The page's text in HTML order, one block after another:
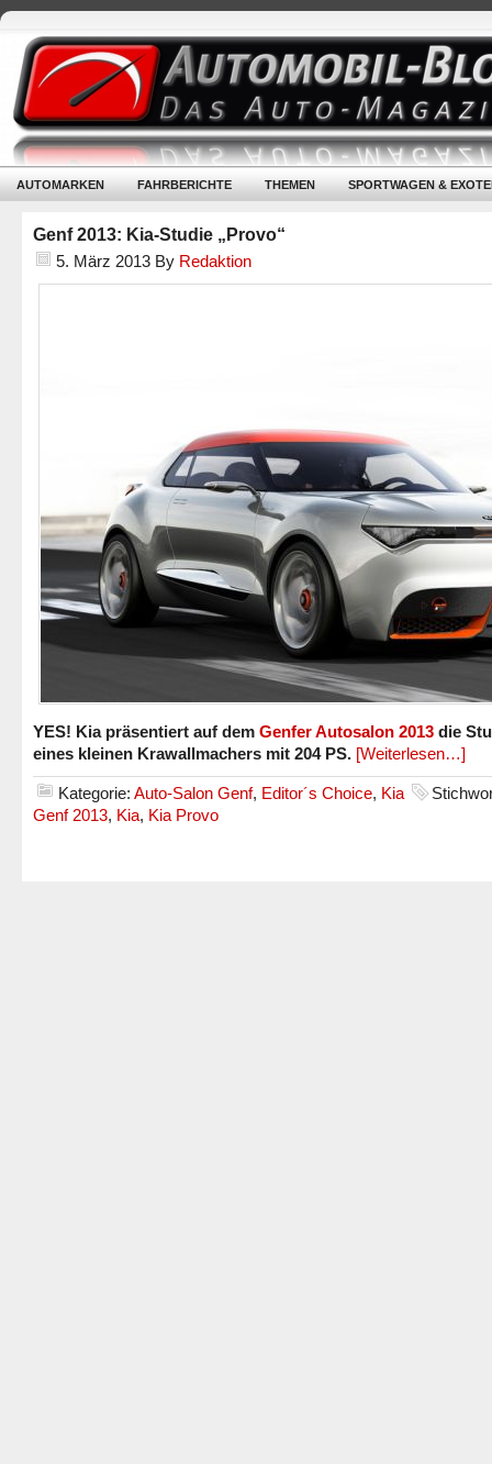
AUTOMARKEN FAHRBERICHTE THEMEN SPORTWAGEN &
Genf 2013: Kia-Studie „Provo“
5. März 2013 By Redaktion
YES! Kia präsentiert auf dem Genfer Autosalon 2013 die
eines kleinen Krawallmachers mit 204 PS. [Weiterlesen…]
Kategorie: Auto-Salon Genf, Editor´s Choice, Kia
Genf 2013, Kia, Kia Provo